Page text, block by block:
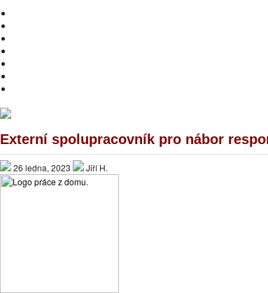
Externí spolupracovník pro nábor
26 ledna, 2023 Jiří H.